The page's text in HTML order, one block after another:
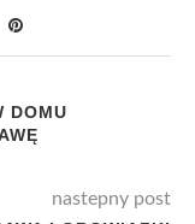
DOMU
nastepny post